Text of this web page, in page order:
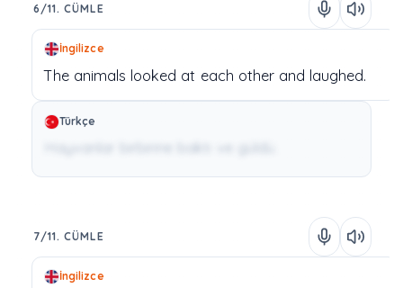
6/11. CÜMLE
İngilizce
The animals looked at each other and laughed.
Türkçe
Hayvanlar birbirine baktı ve güldü.
7/11. CÜMLE
İngilizce